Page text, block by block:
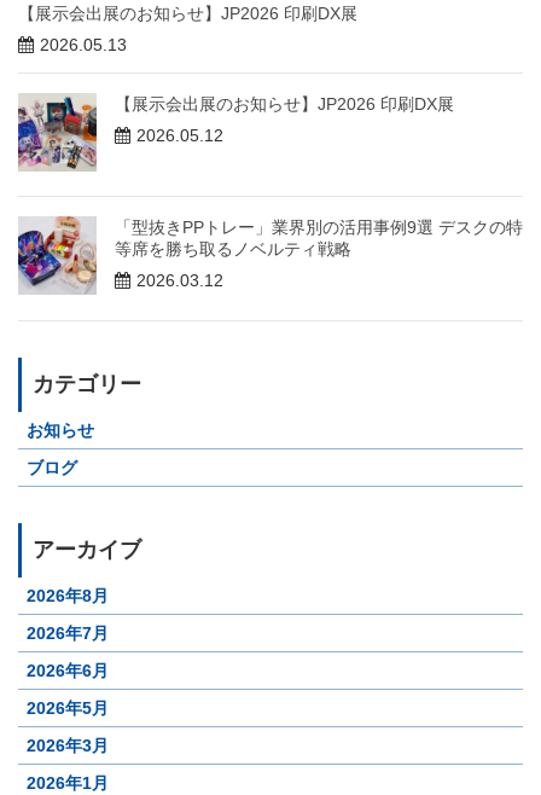
【展示会出展のお知らせ】JP2026 印刷DX展
2026.05.13
【展示会出展のお知らせ】JP2026 印刷DX展
2026.05.12
「型抜きPPトレー」業界別の活用事例9選 デスクの特
等席を勝ち取るノベルティ戦略
2026.03.12
カテゴリー
お知らせ
ブログ
アーカイブ
2026年8月
2026年7月
2026年6月
2026年5月
2026年3月
2026年1月